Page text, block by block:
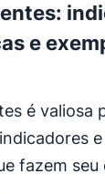
e
é valiosa
fazem